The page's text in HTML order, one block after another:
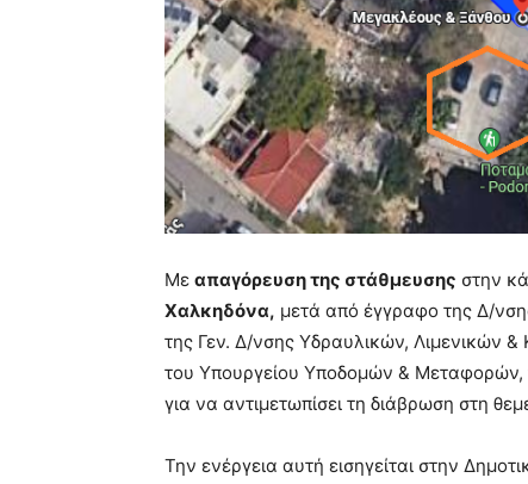
Με απαγόρευση της στάθμευσης στην
Χαλκηδόνα, μετά από έγγραφο της Δ/
της Γεν. Δ/νσης Υδραυλικών, Λιμενικών
του Υπουργείου Υποδομών &
για να αντιμετωπίσει τη διάβρωση στη
Την ενέργεια αυτή εισηγείται στην